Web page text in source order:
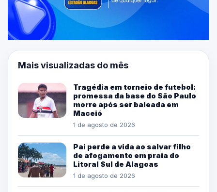
Mais visualizadas do mês
Tragédia em torneio de futebol:
promessa da base do São Paulo
morre após ser baleada em
Maceió
1 de agosto de 2026
Pai perde a vida ao salvar filho
de afogamento em praia do
Litoral Sul de Alagoas
1 de agosto de 2026